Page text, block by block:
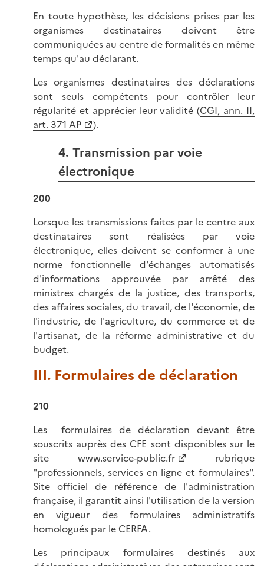
En toute hypothèse, les décisions prises par les
organismes destinataires doivent être
communiquées au centre de formalités en même
temps qu'au déclarant.
Les organismes destinataires des déclarations
sont seuls compétents pour contrôler leur
régularité et apprécier leur validité (CGI, ann. II,
art. 371 AP
).
4. Transmission par voie
électronique
200
Lorsque les transmissions faites par le centre aux
destinataires sont réalisées par voie
électronique, elles doivent se conformer à une
norme fonctionnelle d'échanges automatisés
d'informations approuvée par arrêté des
ministres chargés de la justice, des transports,
des affaires sociales, du travail, de l'économie, de
l'industrie, de l'agriculture, du commerce et de
l'artisanat, de la réforme administrative et du
budget.
III. Formulaires de déclaration
210
Les formulaires de déclaration devant être
souscrits auprès des CFE sont disponibles sur le
site www.service-public.fr
rubrique
"professionnels, services en ligne et formulaires".
Site officiel de référence de l'administration
française, il garantit ainsi l'utilisation de la version
en vigueur des formulaires administratifs
homologués par le CERFA.
Les principaux formulaires destinés aux